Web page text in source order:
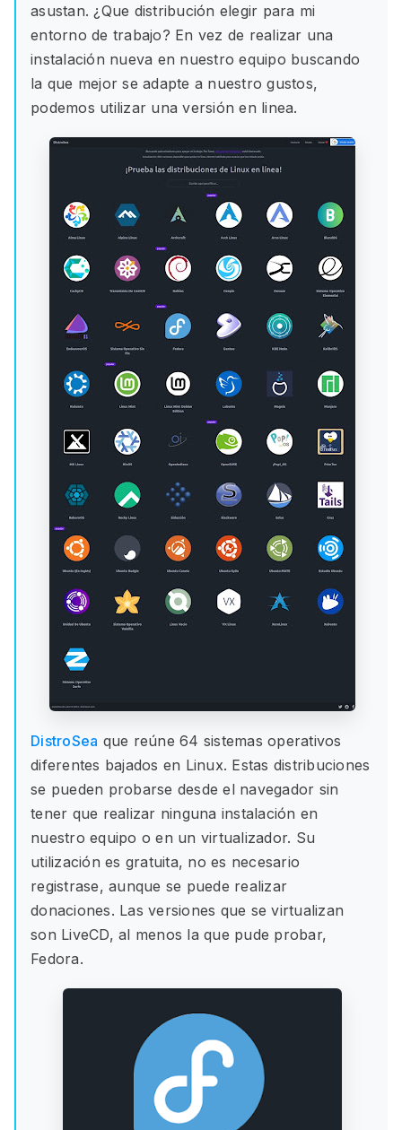
asustan. ¿Que distribución elegir para mi
entorno de trabajo? En vez de realizar una
instalación nueva en nuestro equipo buscando
la que mejor se adapte a nuestro gustos,
podemos utilizar una versión en linea.
DistroSea que reúne 64 sistemas operativos
diferentes bajados en Linux. Estas distribuciones
se pueden probarse desde el navegador sin
tener que realizar ninguna instalación en
nuestro equipo o en un virtualizador. Su
utilización es gratuita, no es necesario
registrase, aunque se puede realizar
donaciones. Las versiones que se virtualizan
son LiveCD, al menos la que pude probar,
Fedora.